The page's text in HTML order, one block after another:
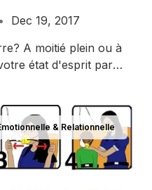
Dec 19, 2017
A moitié plein ou à
état d'esprit par
& Relationnelle